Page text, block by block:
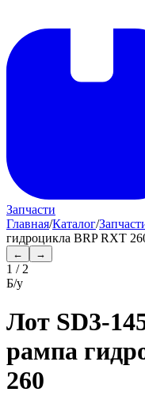
Запчасти
Главная/Каталог/
гидроцикла BRP RXT
← →
1 / 2
Б/у
Лот SD3-
рампа
260